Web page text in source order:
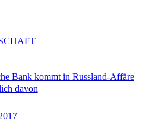
Bank kommt in Russland-Affäre
davon